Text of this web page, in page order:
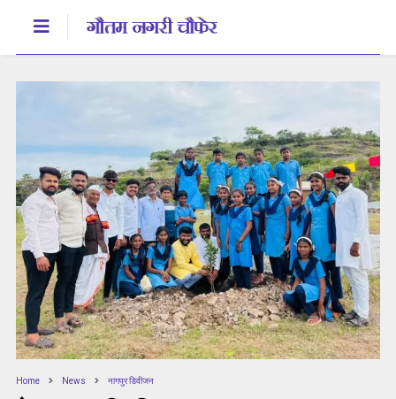
Home News नागपुर डिवीजन